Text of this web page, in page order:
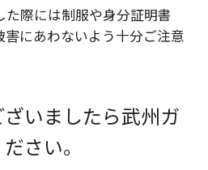
た際には制服や身分証明書
にあわないよう十分ご注意
いましたら武州ガ
さい。